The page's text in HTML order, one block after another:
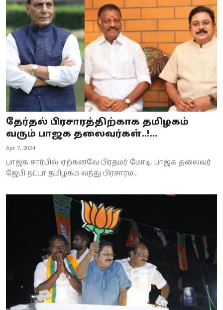
தேர்தல் பிரசாரத்திற்காக தமிழகம்
வரும் பாஜக தலைவர்கள்..!...
Apr 7, 2024
பாஜக சார்பில் ஏற்கனவே பிரதமர் மோடி, பாஜக தலைவர்
ஜேபி நட்டா தமிழகம் வந்து பிரசாரம...